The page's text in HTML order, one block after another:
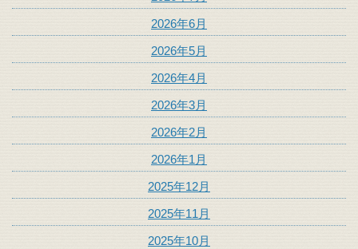
2026年6月
2026年5月
2026年4月
2026年3月
2026年2月
2026年1月
2025年12月
2025年11月
2025年10月